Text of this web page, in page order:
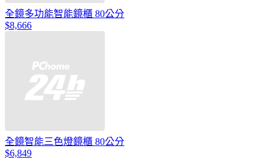
全鏡多功能智能鏡櫃 80公分
$8,666
全鏡智能三色燈鏡櫃 80公分
$6,849